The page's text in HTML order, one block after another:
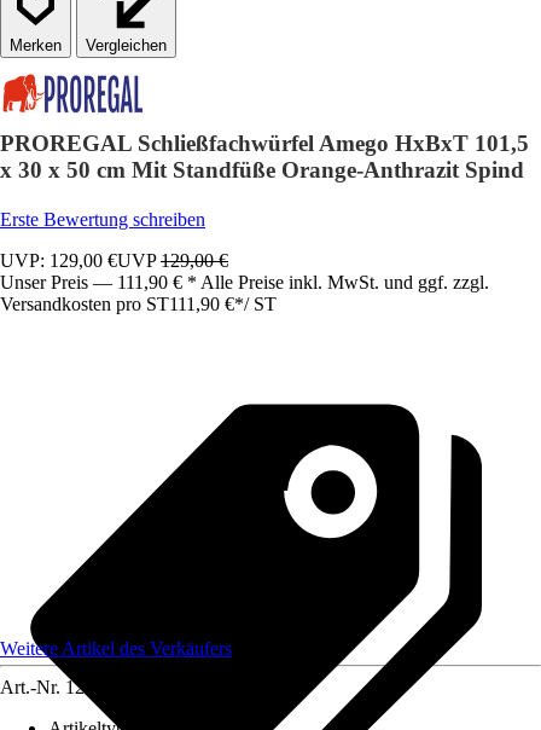
Vergleichen
PROREGAL Schließfachwürfel Amego HxBxT 101,5
x 30 x 50 cm Mit Standfüße Orange-Anthrazit Spind
Erste Bewertung schreiben
UVP: 129,00 €UVP129,00 €
Unser Preis — 111,90 € * Alle Preise inkl. MwSt. und ggf. zzgl.
Versandkosten pro ST111,90 €*/ ST
Weitere Artikel des Verkäufers
Art.-Nr. 12583483